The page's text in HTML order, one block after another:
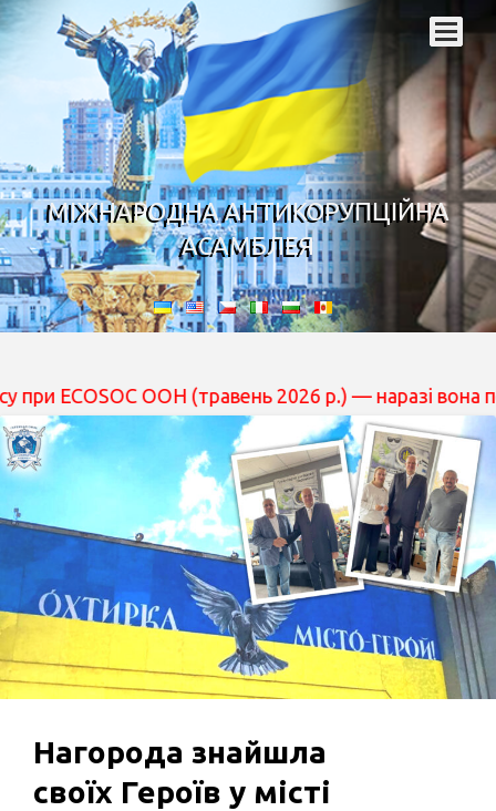
МІЖНАРОДНА АНТИКОРУПЦІЙНА
АСАМБЛЕЯ
ООН (травень 2026 р.) — наразі вона
Нагорода знайшла
своїх Героїв у місті